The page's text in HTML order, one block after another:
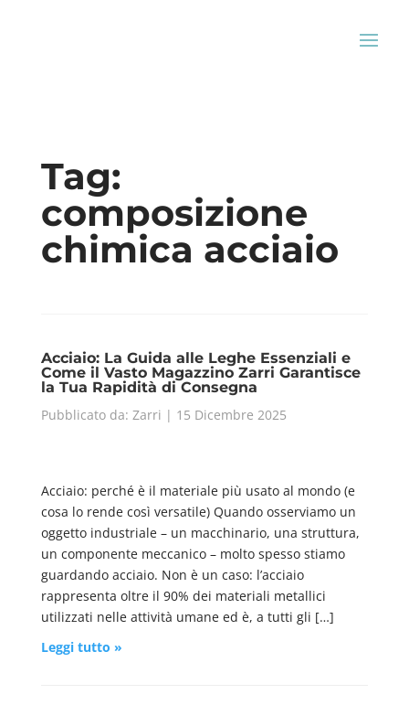
Tag:
composizione
chimica acciaio
Acciaio: La Guida alle Leghe Essenziali e
Come il Vasto Magazzino Zarri Garantisce
la Tua Rapidità di Consegna
Pubblicato da: Zarri | 15 Dicembre 2025
Acciaio: perché è il materiale più usato al mondo (e
cosa lo rende così versatile) Quando osserviamo un
oggetto industriale – un macchinario, una struttura,
un componente meccanico – molto spesso stiamo
guardando acciaio. Non è un caso: l’acciaio
rappresenta oltre il 90% dei materiali metallici
utilizzati nelle attività umane ed è, a tutti gli […]
Leggi tutto »